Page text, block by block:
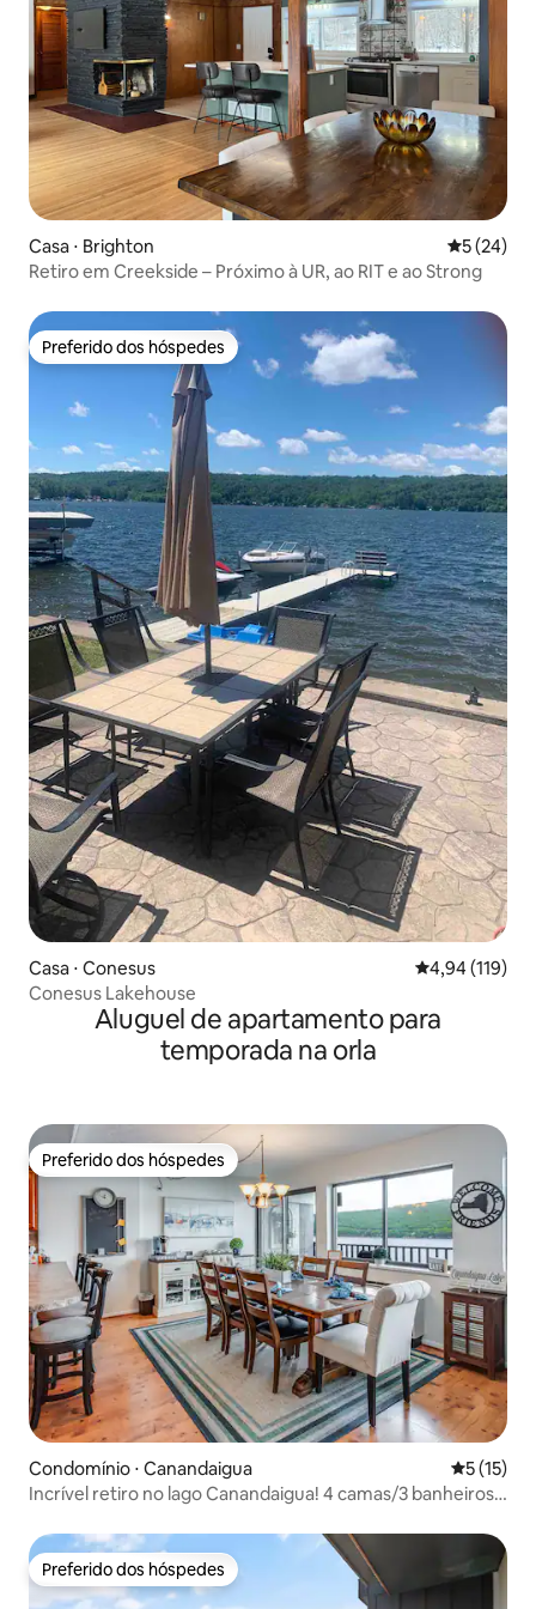
Casa ⋅ Brighton 5 de uma
5 (24)
Retiro em Creekside – Próximo à UR, ao RIT e ao Strong
Preferido dos hóspedes
Preferido dos hóspedes
Casa ⋅ Conesus 4,94 de uma
4,94 (119)
Conesus Lakehouse
Aluguel de apartamento para
temporada na orla
Preferido dos hóspedes
Preferido dos hóspedes
Condomínio ⋅ Canandaigua 5 de uma
5 (15)
Incrível retiro no lago Canandaigua! 4 camas/3 banheiros
Preferido dos hóspedes
Preferido dos hóspedes